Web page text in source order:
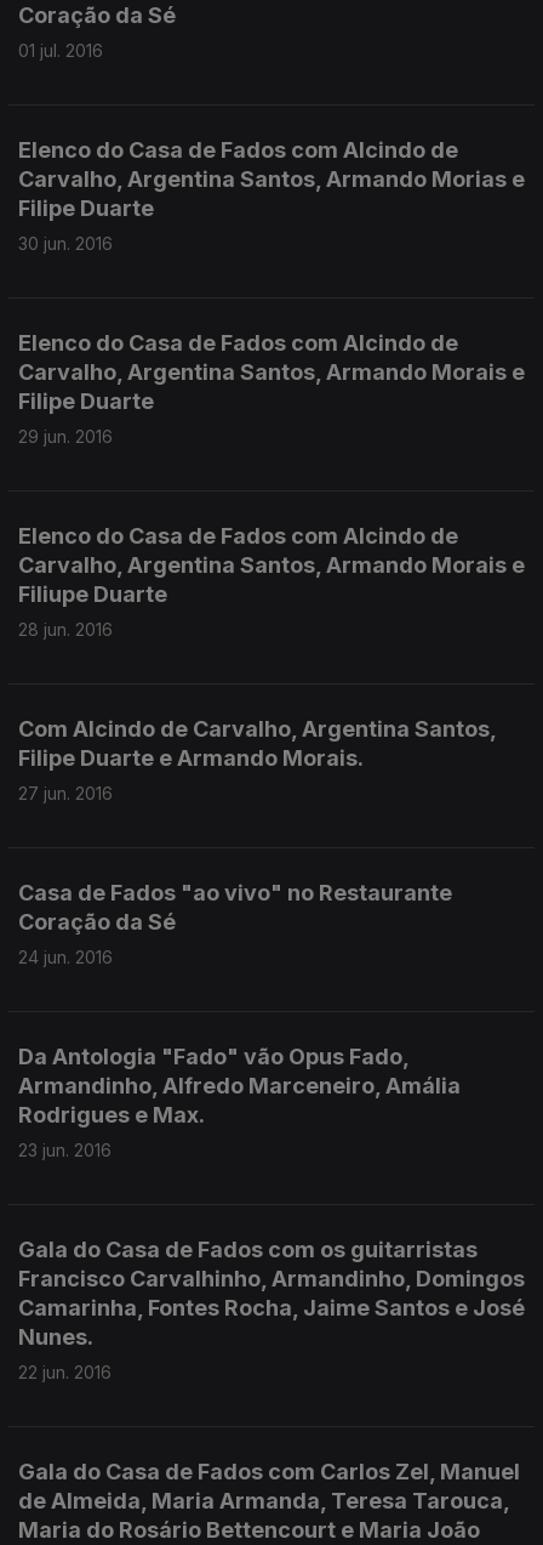
Coração da Sé
01 jul. 2016
Elenco do Casa de Fados com Alcindo de
Carvalho, Argentina Santos, Armando Morias e
Filipe Duarte
30 jun. 2016
Elenco do Casa de Fados com Alcindo de
Carvalho, Argentina Santos, Armando Morais e
Filipe Duarte
29 jun. 2016
Elenco do Casa de Fados com Alcindo de
Carvalho, Argentina Santos, Armando Morais e
Filiupe Duarte
28 jun. 2016
Com Alcindo de Carvalho, Argentina Santos,
Filipe Duarte e Armando Morais.
27 jun. 2016
Casa de Fados "ao vivo" no Restaurante
Coração da Sé
24 jun. 2016
Da Antologia "Fado" vão Opus Fado,
Armandinho, Alfredo Marceneiro, Amália
Rodrigues e Max.
23 jun. 2016
Gala do Casa de Fados com os guitarristas
Francisco Carvalhinho, Armandinho, Domingos
Camarinha, Fontes Rocha, Jaime Santos e José
Nunes.
22 jun. 2016
Gala do Casa de Fados com Carlos Zel, Manuel
de Almeida, Maria Armanda, Teresa Tarouca,
Maria do Rosário Bettencourt e Maria João